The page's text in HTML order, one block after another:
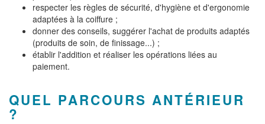
respecter les règles de sécurité, d'hygiène et d'ergonomie
adaptées à la coiffure ;
donner des conseils, suggérer l'achat de produits adaptés
(produits de soin, de finissage...) ;
établir l'addition et réaliser les opérations liées au
paiement.
QUEL PARCOURS ANTÉRIEUR
?